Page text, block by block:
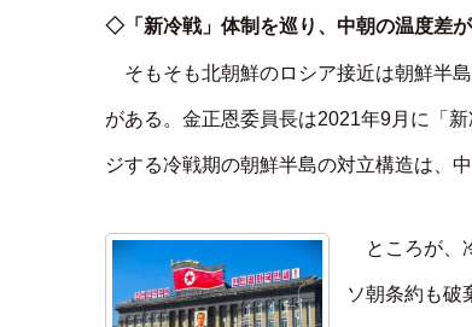
◇「新冷戦」体制を巡り、中朝の温度差
そもそも北朝鮮のロシア接近は朝鮮半
がある。金正恩委員長は2021年9月に「
ジする冷戦期の朝鮮半島の対立構造は、
ところが、
ソ朝条約も破